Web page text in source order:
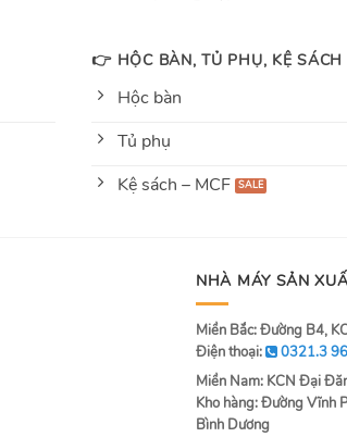
👉 HỘC BÀN, TỦ PHỤ, KỆ SÁCH
Hộc bàn
Tủ phụ
Kệ sách – MCF
NHÀ MÁY SẢN
Miền Bắc: Đường B4,
Điện thoại:
0321.3
Miền Nam: KCN Đại
Kho hàng: Đường Vĩnh
Bình Dương